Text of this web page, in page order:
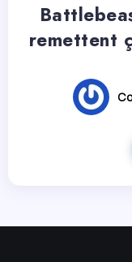
remettent